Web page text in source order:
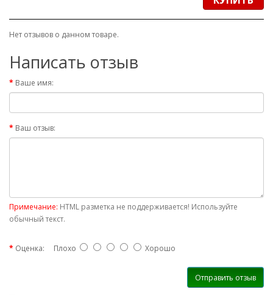
Нет отзывов о данном товаре.
Написать отзыв
Ваше имя:
Ваш отзыв:
Примечание: HTML разметка не поддерживается! Используйте
обычный текст.
Оценка: Плохо Хорошо
Отправить отзыв